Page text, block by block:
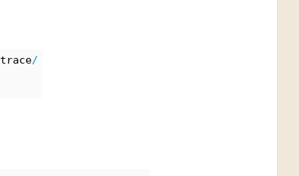
trace/